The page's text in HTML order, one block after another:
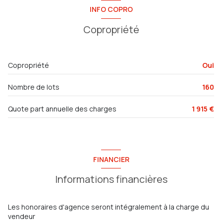
cave
salon/sejour
27.14 m²
terrasse
6.25 m²
balcon
5.26 m²
INFO COPRO
Copropriété
Copropriété Oui
Nombre de lots 160
Quote part annuelle des charges 1 915 €
FINANCIER
Informations financières
Les honoraires d'agence seront intégralement à la charge du
vendeur